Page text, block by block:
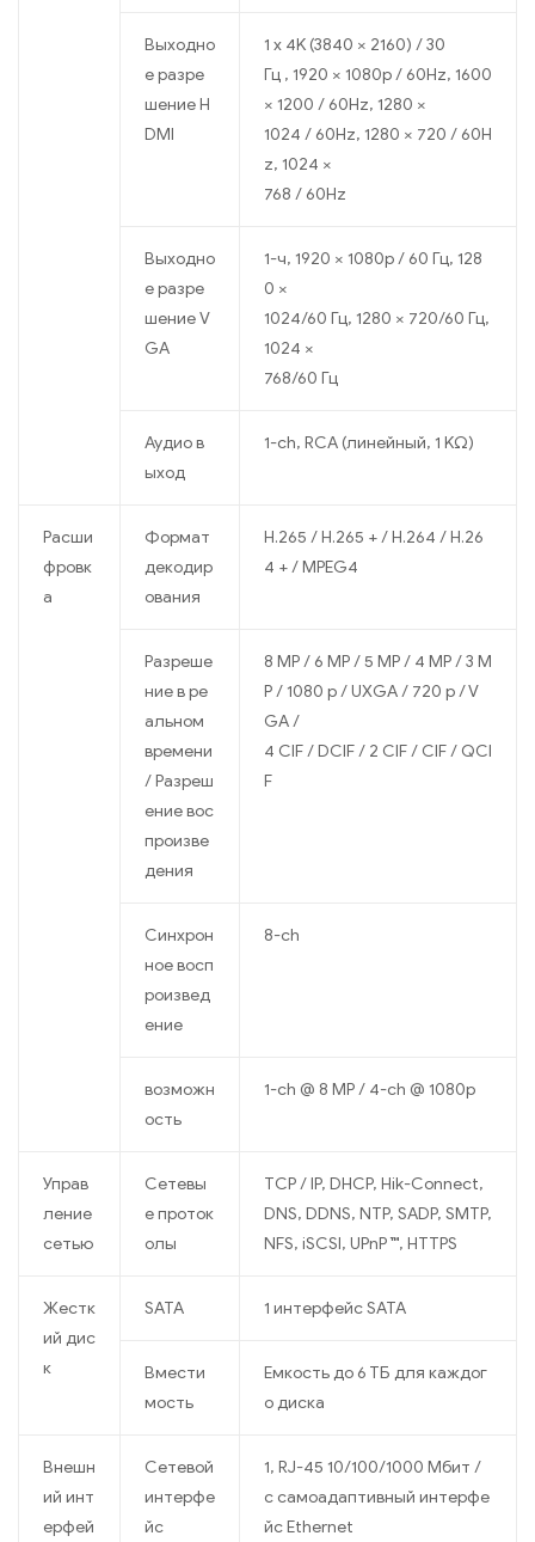
Выходно
е разре
шение H
DMI
1 x 4K (3840 × 2160) / 30
Гц , 1920 × 1080p / 60Hz, 1600
× 1200 / 60Hz, 1280 ×
1024 / 60Hz, 1280 × 720 / 60H
z, 1024 ×
768 / 60Hz
Выходно
е разре
шение V
GA
1-ч, 1920 × 1080p / 60 Гц, 128
0 ×
1024/60 Гц, 1280 × 720/60 Гц,
1024 ×
768/60 Гц
Аудио в
ыход
1-ch, RCA (линейный, 1 KΩ)
Расши
фровк
а
Формат
декодир
ования
H.265 / H.265 + / H.264 / H.26
4 + / MPEG4
Разреше
ние в ре
альном
времени
/ Разреш
ение вос
произве
дения
8 MP / 6 MP / 5 MP / 4 MP / 3 M
P / 1080 p / UXGA / 720 p / V
GA /
4 CIF / DCIF / 2 CIF / CIF / QCI
F
Синхрон
ное восп
роизвед
ение
8-ch
возможн
ость
1-ch @ 8 MP / 4-ch @ 1080p
Управ
ление
сетью
Сетевы
е проток
олы
TCP / IP, DHCP, Hik-Connect,
DNS, DDNS, NTP, SADP, SMTP,
NFS, iSCSI, UPnP ™, HTTPS
Жестк
ий дис
к
SATA 1 интерфейс SATA
Вмести
мость
Емкость до 6 ТБ для каждог
о диска
Внешн
ий инт
ерфей
Сетевой
интерфе
йс
1, RJ-45 10/100/1000 Мбит /
с самоадаптивный интерфе
йс Ethernet